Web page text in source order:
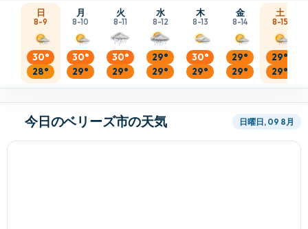
日
8-9
30°
28°
月
8-10
30°
29°
火
8-11
30°
29°
水
8-12
29°
29°
木
8-13
30°
29°
金
8-14
29°
29°
土
8-15
29°
29°
今日のベリーズ市の天気 日曜日, 09 8月